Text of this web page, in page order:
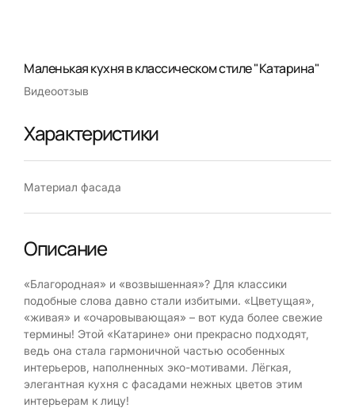
Маленькая кухня в классическом стиле "Катарина"
Видеоотзыв
Характеристики
Материал фасада
Описание
«Благородная» и «возвышенная»? Для классики
подобные слова давно стали избитыми. «Цветущая»,
«живая» и «очаровывающая» – вот куда более свежие
термины! Этой «Катарине» они прекрасно подходят,
ведь она стала гармоничной частью особенных
интерьеров, наполненных эко-мотивами. Лёгкая,
элегантная кухня с фасадами нежных цветов этим
интерьерам к лицу!